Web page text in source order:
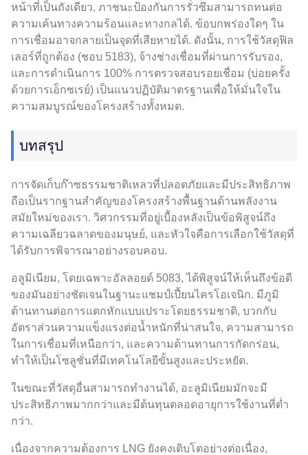
หน้าที่เป็นถังเดียว, ภาชนะป้องกันการรั่วซึมสามารถทนต่อ
ความเค้นทางความร้อนและทางกลได้. ข้อบกพร่องใดๆ ใน
การเชื่อมอาจกลายเป็นจุดที่เสียหายได้. ดังนั้น, การใช้วัสดุฟิล
เลอร์ที่ถูกต้อง (ชอบ 5183), จ้างช่างเชื่อมที่ผ่านการรับรอง,
และการดำเนินการ 100% การตรวจสอบรอยเชื่อม (บ่อยครั้ง
ด้วยการเอ็กซเรย์) เป็นแนวปฏิบัติมาตรฐานเพื่อให้มั่นใจใน
ความสมบูรณ์ของโครงสร้างทั้งหมด.
บทสรุป
การจัดเก็บก๊าซธรรมชาติเหลวที่ปลอดภัยและมีประสิทธิภาพ
ถือเป็นรากฐานสำคัญของโครงสร้างพื้นฐานด้านพลังงาน
สมัยใหม่ของเรา. วิศวกรรมที่อยู่เบื้องหลังเป็นข้อพิสูจน์ถึง
ความเฉลียวฉลาดของมนุษย์, และหัวใจคือการเลือกใช้วัสดุที่
ได้รับการพิจารณาอย่างรอบคอบ.
อลูมิเนียม, โดยเฉพาะอัลลอยด์ 5083, ได้พิสูจน์ให้เห็นถึงข้อดี
ของมันอย่างชัดเจนในฐานะแชมป์เปี้ยนไครโอเจนิก. มีภูมิ
ต้านทานต่อการแตกหักแบบเปราะโดยธรรมชาติ, บวกกับ
อัตราส่วนความแข็งแรงต่อน้ำหนักที่น่าสนใจ, ความสามารถ
ในการเชื่อมที่เหนือกว่า, และความต้านทานการกัดกร่อน,
ทำให้เป็นโซลูชั่นที่มีเทคโนโลยีขั้นสูงและประหยัด.
ในขณะที่วัสดุอื่นสามารถทำงานได้, อะลูมิเนียมมักจะมี
ประสิทธิภาพมากกว่าและมีต้นทุนตลอดอายุการใช้งานที่ต่ำ
กว่า.
เนื่องจากความต้องการ LNG ยังคงเติบโตอย่างต่อเนื่อง,